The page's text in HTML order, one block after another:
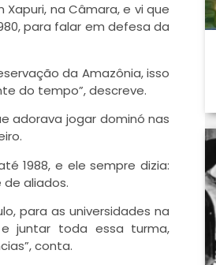
na Câmara, e vi que
para falar em defesa da
da Amazônia, isso
do tempo”, descreve.
adorava jogar dominó nas
1988, e ele sempre dizia:
aliados.
para as universidades na
e juntar toda essa turma,
conta.